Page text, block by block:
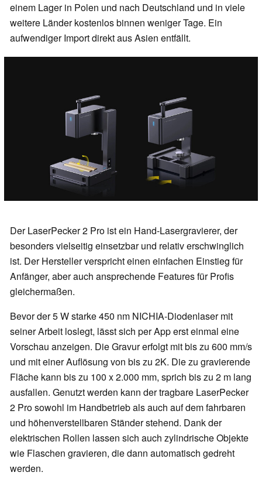
einem Lager in Polen und nach Deutschland und in viele
weitere Länder kostenlos binnen weniger Tage. Ein
aufwendiger Import direkt aus Asien entfällt.
Der LaserPecker 2 Pro ist ein Hand-Lasergravierer, der
besonders vielseitig einsetzbar und relativ erschwinglich
ist. Der Hersteller verspricht einen einfachen Einstieg für
Anfänger, aber auch ansprechende Features für Profis
gleichermaßen.
Bevor der 5 W starke 450 nm NICHIA-Diodenlaser mit
seiner Arbeit loslegt, lässt sich per App erst einmal eine
Vorschau anzeigen. Die Gravur erfolgt mit bis zu 600 mm/s
und mit einer Auflösung von bis zu 2K. Die zu gravierende
Fläche kann bis zu 100 x 2.000 mm, sprich bis zu 2 m lang
ausfallen. Genutzt werden kann der tragbare LaserPecker
2 Pro sowohl im Handbetrieb als auch auf dem fahrbaren
und höhenverstellbaren Ständer stehend. Dank der
elektrischen Rollen lassen sich auch zylindrische Objekte
wie Flaschen gravieren, die dann automatisch gedreht
werden.